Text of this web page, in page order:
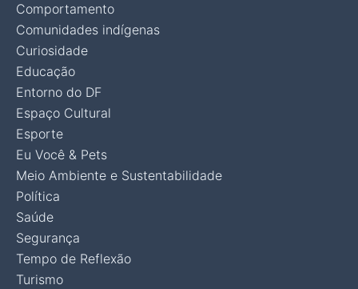
Comportamento
Comunidades indígenas
Curiosidade
Educação
Entorno do DF
Espaço Cultural
Esporte
Eu Você & Pets
Meio Ambiente e Sustentabilidade
Política
Saúde
Segurança
Tempo de Reflexão
Turismo